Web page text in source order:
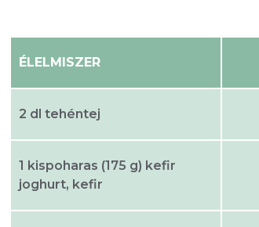
ÉLELMISZER
2 dl tehéntej
1 kispoharas (175 g) kefir
joghurt, kefir